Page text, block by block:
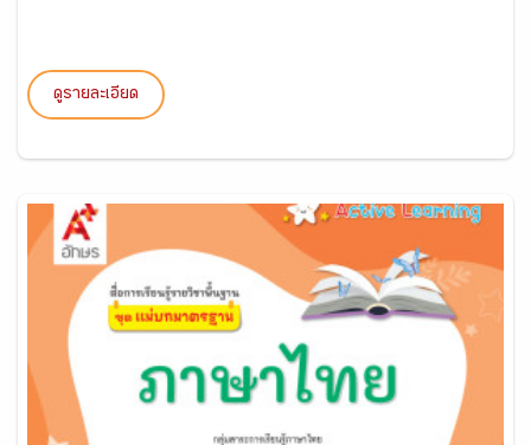
ดูรายละเอียด